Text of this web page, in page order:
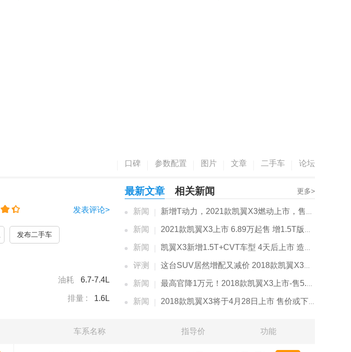
口碑 参数配置 图片 文章 二手车 论坛
发表评论>
发布二手车
油耗 6.7-7.4L
排量 : 1.6L
最新文章 相关新闻 更多>
新闻 新增T动力，2021款凯翼X3燃动上市，售价...
新闻 2021款凯翼X3上市 6.89万起售 增1.5T版动力更强
新闻 凯翼X3新增1.5T+CVT车型 4天后上市 造型更运动
评测 这台SUV居然增配又减价 2018款凯翼X3试驾
新闻 最高官降1万元！2018款凯翼X3上市-售5.89万起
新闻 2018款凯翼X3将于4月28日上市 售价或下降6千元
车系名称 指导价 功能